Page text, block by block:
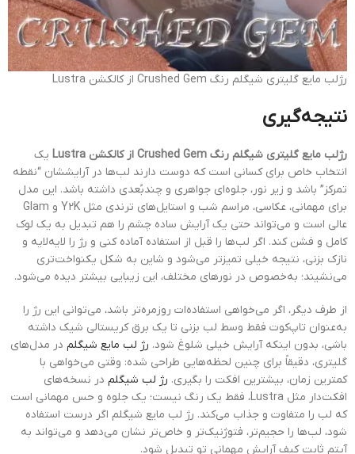
رژلب مایع گلیتری شیگلم رنگ Crushed Gem از کالکشن Lustra
نتیجه‌گیری
رژلب مایع گلیتری شیگلم رنگ Crushed Gem از کالکشن Lustra
یک
انتخاب خاص برای کسانی است که دوست دارند لب‌ها در آرایششان “نقطه
تمرکز” باشد و زیر نور، جلوه‌ای جواهری و چندبُعدی داشته باشد. این مدل
برای مهمانی، عکاسی، مراسم شب و استایل‌های ترندی مثل Y2K و Glam
عالی است و می‌تواند حتی یک آرایش ساده چشم را هم تبدیل به یک لوک
کامل و فشن کند. اگر لب‌ها را قبل از استفاده آماده کنی و رژ را لایه‌لایه و
نازک بزنی، نتیجه خیلی تمیزتر می‌شود و شاین به شکل یکنواخت‌تری
می‌نشیند؛ به‌خصوص در نورهای مختلف، این زیبایی بیشتر دیده می‌شود.
از طرف دیگر، اگر می‌خواهی استفاده‌ات روزمره‌تر باشد، می‌توانی این رژ را
به‌عنوان تاپ‌کوت فقط وسط لب بزنی تا یک برق کریستالی شیک داشته
باشی، بدون اینکه آرایش خیلی شلوغ شود. رژ لب مایع شیگلم در مدل‌های
گلیتری، دقیقاً برای چنین لحظه‌هایی طراحی شده: وقتی می‌خواهی با
کمترین زمان، بیشترین افکت را بگیری. رژ لب شیگلم در نسخه‌های
افکت‌دار مثل Lustra، فقط یک رنگ نیست؛ یک جلوه و حس مهمانی است
که لب را متفاوت و جذاب می‌کند. رژ لب مایع شیگلم اگر درست استفاده
شود، لب‌ها را حجیم‌تر، فتوژنیک‌تر و خاص‌تر نشان می‌دهد و می‌تواند به
آیتم ثابت کیف آرایش مهمانی تو تبدیل شود.